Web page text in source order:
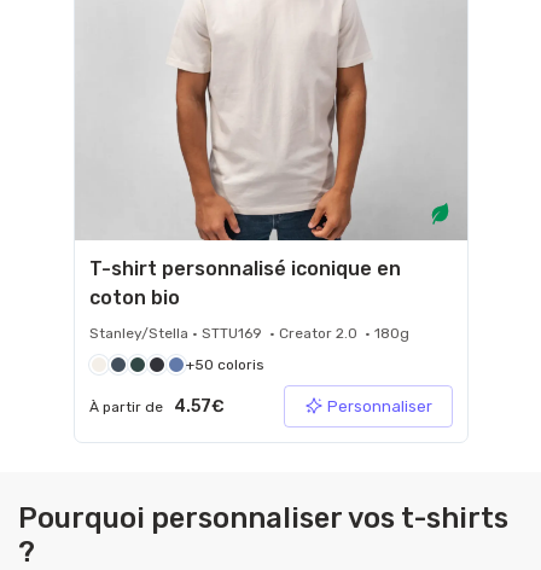
T-shirt personnalisé iconique en
coton bio
Stanley/Stella • STTU169 • Creator 2.0 • 180g
+50 coloris
À partir de 4.57€ Personnaliser
Pourquoi personnaliser vos t-shirts
?